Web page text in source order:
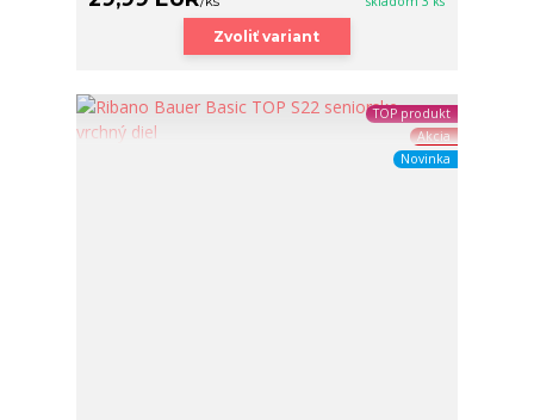
Zvoliť variant
TOP produkt
Akcia
Novinka